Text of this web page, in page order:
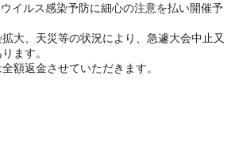
イルス感染予防に細心の注意を払い開催予
大、天災等の状況により、急遽大会中止又
ます。
額返金させていただきます。